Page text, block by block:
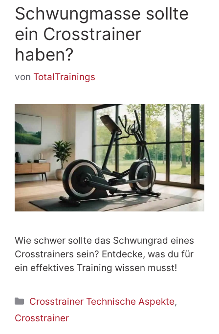
Schwungmasse sollte
ein Crosstrainer
haben?
von TotalTrainings
Wie schwer sollte das Schwungrad eines
Crosstrainers sein? Entdecke, was du für
ein effektives Training wissen musst!
Kategorien
Crosstrainer Technische Aspekte,
Crosstrainer